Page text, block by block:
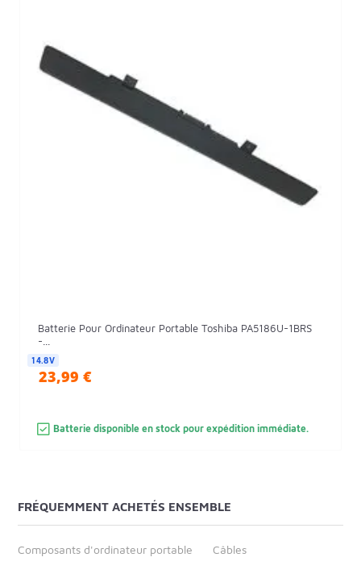
Batterie Pour Ordinateur Portable Toshiba PA5186U-1BRS
-...
14.8V
23,99 €
Batterie disponible en stock pour expédition immédiate.
FRÉQUEMMENT ACHETÉS ENSEMBLE
Composants d'ordinateur portable Câbles